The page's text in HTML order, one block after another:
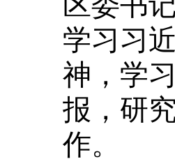
学习习
神，学
报，研
作。